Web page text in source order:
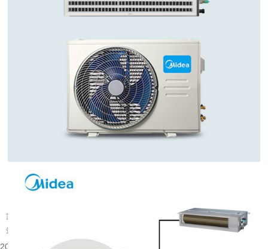
武汉大量建成年代较早的楼宇分布在老城片区，涵盖办公、商业以及部分居住建
筑。不少旧楼原有降温取暖设备老化，室内温控体验有限，很多业主会考虑...
2026-08-06 08:53:52